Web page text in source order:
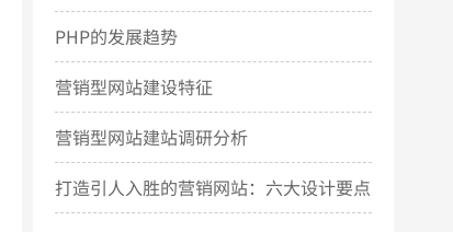
PHP的发展趋势
营销型网站建设特征
营销型网站建站调研分析
打造引人入胜的营销网站：六大设计要点